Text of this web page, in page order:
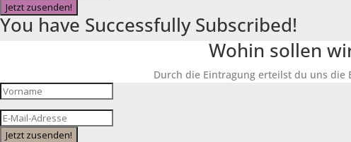
Jetzt zusenden!
You have Successfully Subscribed!
Wohin sollen
Durch die Eintragung erteilst du uns
Jetzt zusenden!